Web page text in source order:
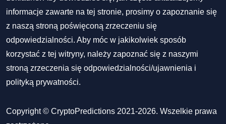
informacje zawarte na tej stronie, prosimy o zapoznanie się
z naszą stroną poświęconą zrzeczeniu się
odpowiedzialności. Aby móc w jakikolwiek sposób
korzystać z tej witryny, należy zapoznać się z naszymi
stroną zrzeczenia się odpowiedzialności/ujawnienia i
polityką prywatności.
Copyright © CryptoPredictions 2021-2026. Wszelkie prawa